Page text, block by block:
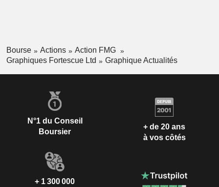
Bourse Actions
Action FMG
Graphiques Fortescue Ltd
Graphique Actualités
N°1 du Conseil
Boursier
+ de 20 ans
à vos côtés
+ 1 300 000